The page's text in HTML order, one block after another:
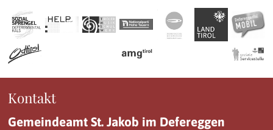
Kontakt
Gemeindeamt St. Jakob im Defereggen